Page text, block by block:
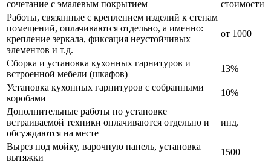
сочетание с эмалевым покрытием
стоимости
Работы, связанные с креплением изделий к стенам
помещений, оплачиваются отдельно, а именно:
крепление зеркала, фиксация неустойчивых
элементов и т.д.
от 1000
Сборка и установка кухонных гарнитуров и
встроенной мебели (шкафов)
13%
Установка кухонных гарнитуров с собранными
коробами
10%
Дополнительные работы по установке
встраиваемой техники оплачиваются отдельно и
обсуждаются на месте
инд.
Вырез под мойку, варочную панель, установка
вытяжки
1500